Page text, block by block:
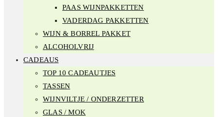
PAAS WIJNPAKKETTEN
VADERDAG PAKKETTEN
WIJN & BORREL PAKKET
ALCOHOLVRIJ
CADEAUS
TOP 10 CADEAUTJES
TASSEN
WIJNVILTJE / ONDERZETTER
GLAS / MOK